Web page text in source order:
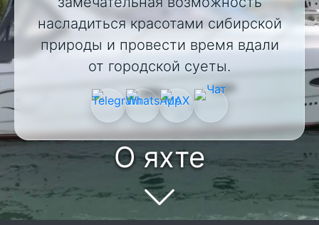
насладиться красотами сибирской
природы и провести время вдали
от городской суеты.
О яхте